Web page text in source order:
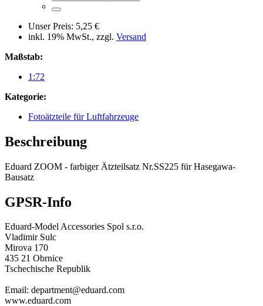
Unser Preis: 5,25 €
inkl. 19% MwSt., zzgl. Versand
Maßstab:
1:72
Kategorie:
Fotoätzteile für Luftfahrzeuge
Beschreibung
Eduard ZOOM - farbiger Ätzteilsatz Nr.SS225 für Hasegawa-
Bausatz
GPSR-Info
Eduard-Model Accessories Spol s.r.o.
Vladimir Sulc
Mirova 170
435 21 Obrnice
Tschechische Republik
Email: department@eduard.com
www.eduard.com